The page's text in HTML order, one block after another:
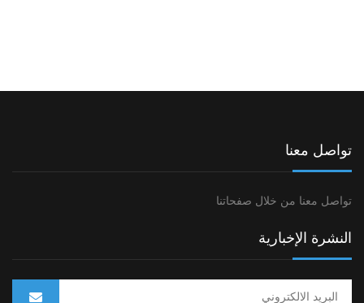
تواصل معنا
تواصل معنا من خلال صفحاتنا
النشرة الإخبارية